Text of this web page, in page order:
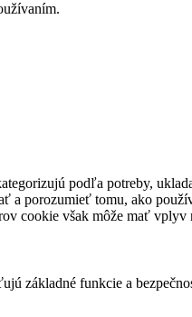
podľa potreby,
a porozumieť tomu, ako
cookie však môže mať vplyv
základné funkcie a